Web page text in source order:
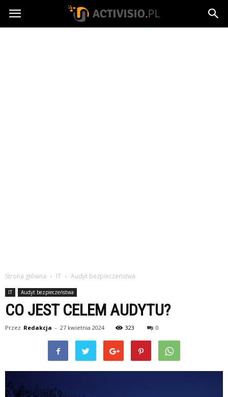
Activisio.pl
Strona główna IT Audyt bezpieczeństwa
IT Audyt bezpieczeństwa
CO JEST CELEM AUDYTU?
Przez Redakcja - 27 kwietnia 2024 323 0